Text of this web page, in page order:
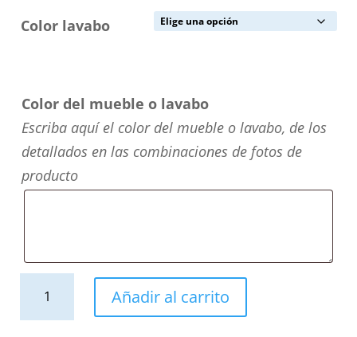
Color lavabo
Color del mueble o lavabo
Escriba aquí el color del mueble o lavabo, de los
detallados en las combinaciones de fotos de
producto
Añadir al carrito